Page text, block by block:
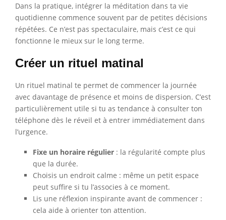
Dans la pratique, intégrer la méditation dans ta vie
quotidienne commence souvent par de petites décisions
répétées. Ce n’est pas spectaculaire, mais c’est ce qui
fonctionne le mieux sur le long terme.
Créer un rituel matinal
Un rituel matinal te permet de commencer la journée
avec davantage de présence et moins de dispersion. C’est
particulièrement utile si tu as tendance à consulter ton
téléphone dès le réveil et à entrer immédiatement dans
l’urgence.
Fixe un horaire régulier : la régularité compte plus
que la durée.
Choisis un endroit calme : même un petit espace
peut suffire si tu l’associes à ce moment.
Lis une réflexion inspirante avant de commencer :
cela aide à orienter ton attention.